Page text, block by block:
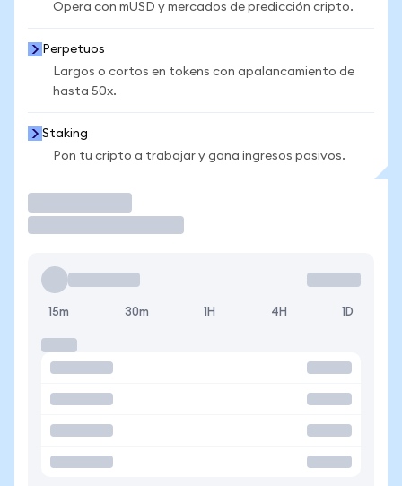
Opera con mUSD y mercados de predicción cripto.
Perpetuos
Largos o cortos en tokens con apalancamiento de
hasta 50x.
Staking
Pon tu cripto a trabajar y gana ingresos pasivos.
15m 30m 1H 4H 1D